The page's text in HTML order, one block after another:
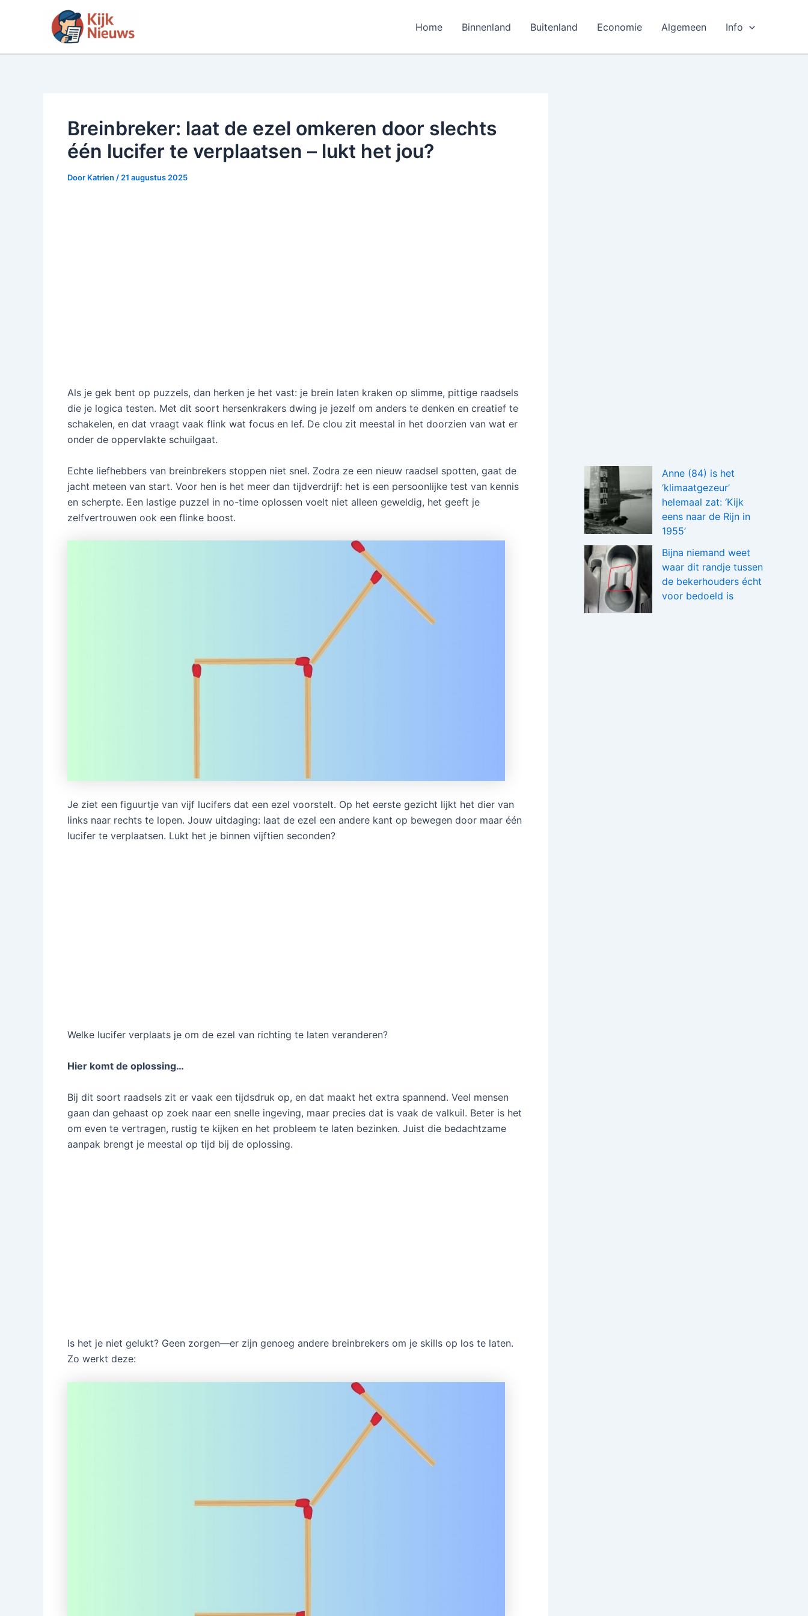
inhoud
Home Binnenland Buitenland Economie Algemeen Info
Breinbreker: laat de ezel omkeren door slechts
één lucifer te verplaatsen – lukt het jou?
Door Katrien / 21 augustus 2025
Als je gek bent op puzzels, dan herken je het vast: je brein laten kraken op slimme, pittige raadsels
die je logica testen. Met dit soort hersenkrakers dwing je jezelf om anders te denken en creatief te
schakelen, en dat vraagt vaak flink wat focus en lef. De clou zit meestal in het doorzien van wat er
onder de oppervlakte schuilgaat.
Echte liefhebbers van breinbrekers stoppen niet snel. Zodra ze een nieuw raadsel spotten, gaat de
jacht meteen van start. Voor hen is het meer dan tijdverdrijf: het is een persoonlijke test van kennis
en scherpte. Een lastige puzzel in no-time oplossen voelt niet alleen geweldig, het geeft je
zelfvertrouwen ook een flinke boost.
Je ziet een figuurtje van vijf lucifers dat een ezel voorstelt. Op het eerste gezicht lijkt het dier van
links naar rechts te lopen. Jouw uitdaging: laat de ezel een andere kant op bewegen door maar één
lucifer te verplaatsen. Lukt het je binnen vijftien seconden?
Welke lucifer verplaats je om de ezel van richting te laten veranderen?
Hier komt de oplossing…
Bij dit soort raadsels zit er vaak een tijdsdruk op, en dat maakt het extra spannend. Veel mensen
gaan dan gehaast op zoek naar een snelle ingeving, maar precies dat is vaak de valkuil. Beter is het
om even te vertragen, rustig te kijken en het probleem te laten bezinken. Juist die bedachtzame
aanpak brengt je meestal op tijd bij de oplossing.
Is het je niet gelukt? Geen zorgen—er zijn genoeg andere breinbrekers om je skills op los te laten.
Zo werkt deze:
Anne (84) is het
‘klimaatgezeur’
helemaal zat: ‘Kijk
eens naar de Rijn in
1955’
Bijna niemand weet
waar dit randje tussen
de bekerhouders écht
voor bedoeld is